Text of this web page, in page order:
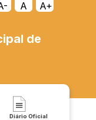
A A+
de
Diário Oficial